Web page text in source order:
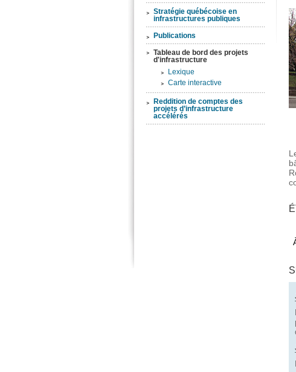
Stratégie québécoise en
infrastructures publiques
Publications
Tableau de bord des projets
d'infrastructure
Lexique
Carte interactive
Reddition de comptes des
projets d’infrastructure
accélérés